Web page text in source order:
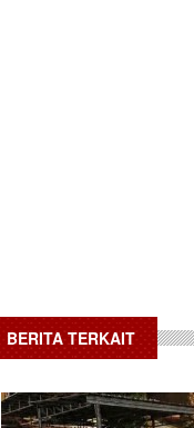
BERITA TERKAIT